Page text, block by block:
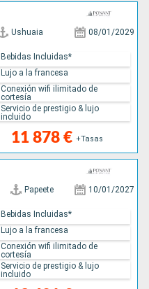
Ushuaia 08/01/2029
11 878 € +Tasas
Bebidas Incluidas*
Lujo a la francesa
Conexión wifi ilimitado de
cortesía
Servicio de prestigio & lujo
incluido
Papeete 10/01/2027
Bebidas Incluidas*
Lujo a la francesa
Conexión wifi ilimitado de
cortesía
Servicio de prestigio & lujo
incluido